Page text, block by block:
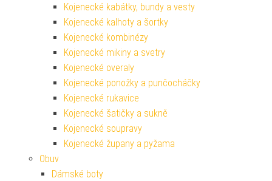
Kojenecké kabátky, bundy a vesty
Kojenecké kalhoty a šortky
Kojenecké kombinézy
Kojenecké mikiny a svetry
Kojenecké overaly
Kojenecké ponožky a punčocháčky
Kojenecké rukavice
Kojenecké šatičky a sukně
Kojenecké soupravy
Kojenecké župany a pyžama
Obuv
Dámské boty